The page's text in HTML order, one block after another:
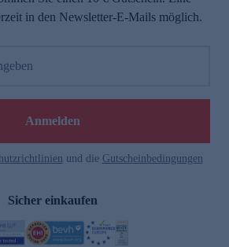
in den Newsletter-E-Mails möglich.
Anmelden
und die Gutscheinbedingungen
Sicher einkaufen